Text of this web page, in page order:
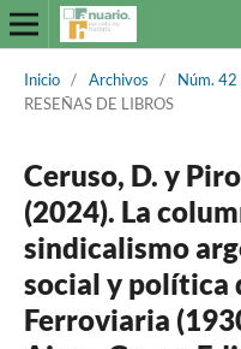
Inicio / Archivos / Núm. 42
RESEÑAS DE LIBROS
Ceruso, D. y
(2024). La
sindicalismo
social y política
Ferroviaria